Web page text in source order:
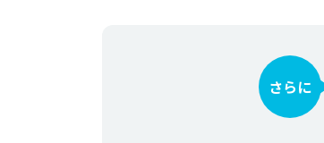
さらに